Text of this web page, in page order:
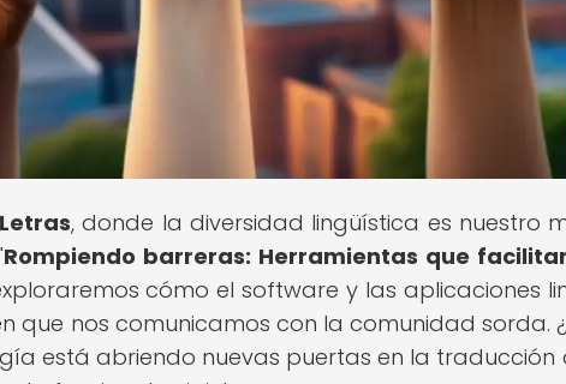
, donde la diversidad lingüística es nuestro
Rompiendo barreras: Herramientas que
cómo el software y las aplicaciones
que nos comunicamos con la comunidad sorda.
está abriendo nuevas puertas en la traducción